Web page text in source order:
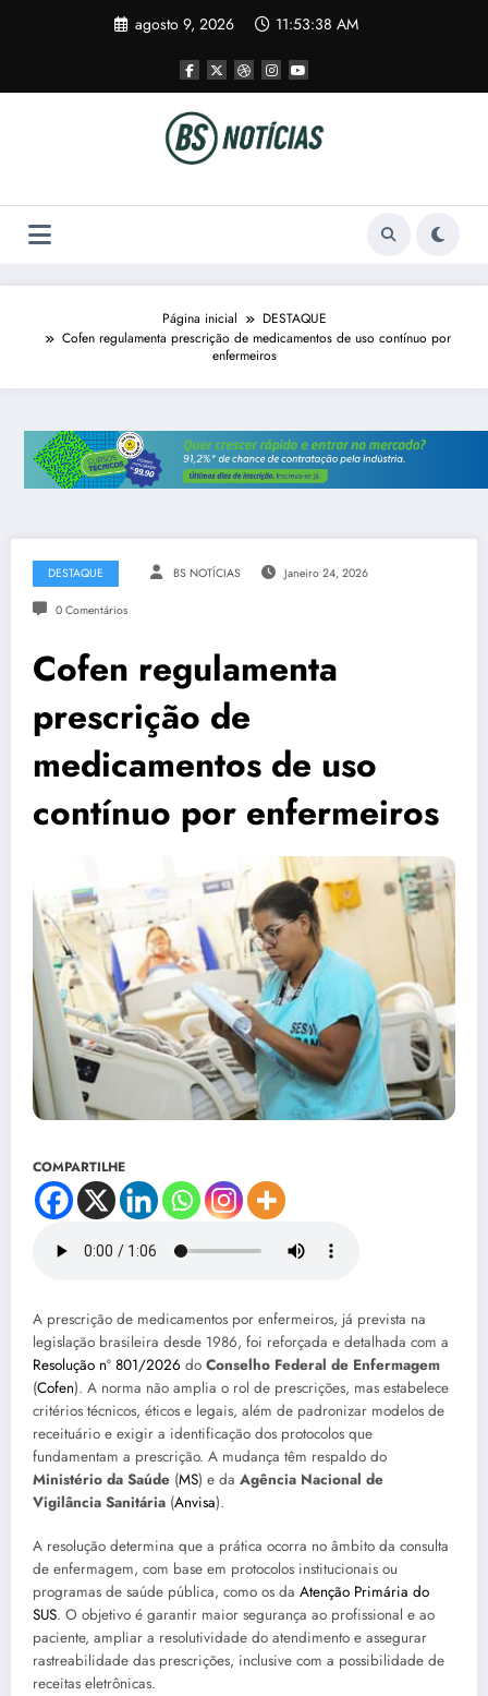
agosto 9, 2026 11:53:39 AM
Página inicial
DESTAQUE
Cofen regulamenta prescrição de medicamentos de uso contínuo por
enfermeiros
DESTAQUE BS NOTÍCIAS Janeiro 24, 2026
0 Comentários
Cofen regulamenta
prescrição de
medicamentos de uso
contínuo por enfermeiros
COMPARTILHE
A prescrição de medicamentos por enfermeiros, já prevista na
legislação brasileira desde 1986, foi reforçada e detalhada com a
Resolução nº 801/2026 do Conselho Federal de Enfermagem
(Cofen). A norma não amplia o rol de prescrições, mas estabelece
critérios técnicos, éticos e legais, além de padronizar modelos de
receituário e exigir a identificação dos protocolos que
fundamentam a prescrição. A mudança têm respaldo do
Ministério da Saúde (MS) e da Agência Nacional de
Vigilância Sanitária (Anvisa).
A resolução determina que a prática ocorra no âmbito da consulta
de enfermagem, com base em protocolos institucionais ou
programas de saúde pública, como os da Atenção Primária do
SUS. O objetivo é garantir maior segurança ao profissional e ao
paciente, ampliar a resolutividade do atendimento e assegurar
rastreabilidade das prescrições, inclusive com a possibilidade de
receitas eletrônicas.